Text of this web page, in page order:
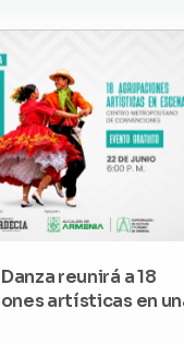
reunirá a 18
artísticas en